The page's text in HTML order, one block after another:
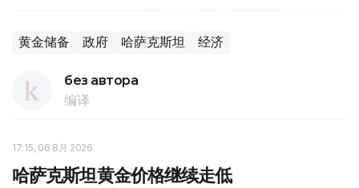
黄金储备 政府 哈萨克斯坦 经济
без автора
编译
17:15, 06 8月 2026
哈萨克斯坦黄金价格继续走低